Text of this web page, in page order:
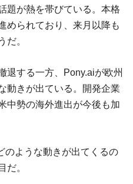
題が熱を帯びている。本格
められており、来月以降も
だ。
退する一方、Pony.aiが欧州
動きが出ている。開発企業
中勢の海外進出が今後も加
のような動きが出てくるの
だ。